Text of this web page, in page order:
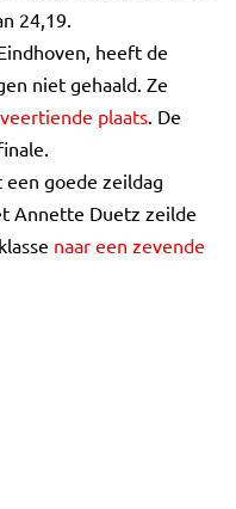
24,19.
heeft de
niet gehaald. Ze
plaats. De
goede zeildag
Annette Duetz zeilde
naar een zevende